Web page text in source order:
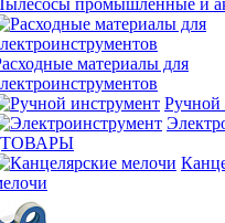
промышленные и
материалы для
Ручной